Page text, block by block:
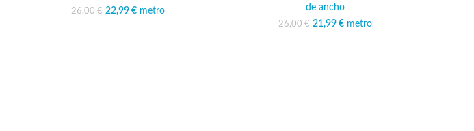
26,00€
El precio original era:
22,99 €
El precio actual
metro
de ancho
26,00€
El precio original era:
21,99 €
El precio actual
metro